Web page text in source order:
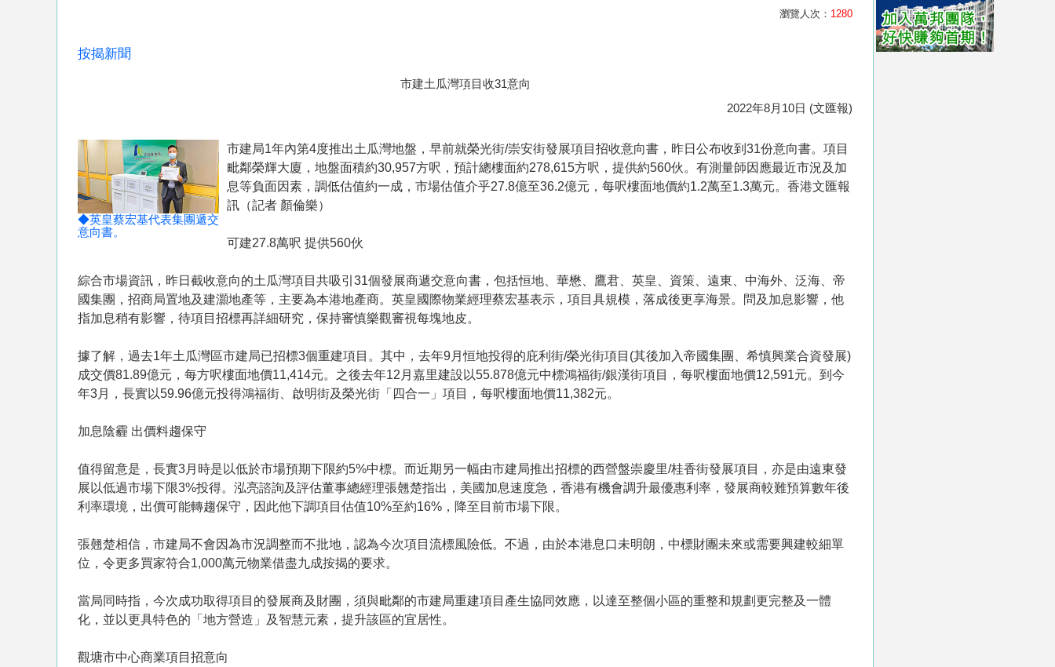
瀏覽人次： 1280
按揭新聞
市建土瓜灣項目收31意向
2022年8月10日 (文匯報)
◆英皇蔡宏基代表集團遞交
意向書。
市建局1年內第4度推出土瓜灣地盤，早前就榮光街/崇安街發展項目招收意向書，昨日公布收到31份意向書。項目
毗鄰榮輝大廈，地盤面積約30,957方呎，預計總樓面約278,615方呎，提供約560伙。有測量師因應最近市況及加
息等負面因素，調低估值約一成，市場估值介乎27.8億至36.2億元，每呎樓面地價約1.2萬至1.3萬元。香港文匯報
訊（記者 顏倫樂）
可建27.8萬呎 提供560伙
綜合市場資訊，昨日截收意向的土瓜灣項目共吸引31個發展商遞交意向書，包括恒地、華懋、鷹君、英皇、資策、遠東、中海外、泛海、帝
國集團，招商局置地及建灝地產等，主要為本港地產商。英皇國際物業經理蔡宏基表示，項目具規模，落成後更享海景。問及加息影響，他
指加息稍有影響，待項目招標再詳細研究，保持審慎樂觀審視每塊地皮。
據了解，過去1年土瓜灣區市建局已招標3個重建項目。其中，去年9月恒地投得的庇利街/榮光街項目(其後加入帝國集團、希慎興業合資發展)
成交價81.89億元，每方呎樓面地價11,414元。之後去年12月嘉里建設以55.878億元中標鴻福街/銀漢街項目，每呎樓面地價12,591元。到今
年3月，長實以59.96億元投得鴻福街、啟明街及榮光街「四合一」項目，每呎樓面地價11,382元。
加息陰霾 出價料趨保守
值得留意是，長實3月時是以低於市場預期下限約5%中標。而近期另一幅由市建局推出招標的西營盤崇慶里/桂香街發展項目，亦是由遠東發
展以低過市場下限3%投得。泓亮諮詢及評估董事總經理張翹楚指出，美國加息速度急，香港有機會調升最優惠利率，發展商較難預算數年後
利率環境，出價可能轉趨保守，因此他下調項目估值10%至約16%，降至目前市場下限。
張翹楚相信，市建局不會因為市況調整而不批地，認為今次項目流標風險低。不過，由於本港息口未明朗，中標財團未來或需要興建較細單
位，令更多買家符合1,000萬元物業借盡九成按揭的要求。
當局同時指，今次成功取得項目的發展商及財團，須與毗鄰的市建局重建項目產生協同效應，以達至整個小區的重整和規劃更完整及一體
化，並以更具特色的「地方營造」及智慧元素，提升該區的宜居性。
觀塘市中心商業項目招意向